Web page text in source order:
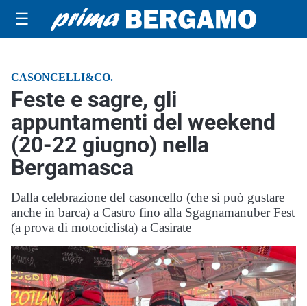
☰
CASONCELLI&CO.
Feste e sagre, gli
appuntamenti del weekend
(20-22 giugno) nella
Bergamasca
Dalla celebrazione del casoncello (che si può gustare
anche in barca) a Castro fino alla Sgagnamanuber Fest
(a prova di motociclista) a Casirate